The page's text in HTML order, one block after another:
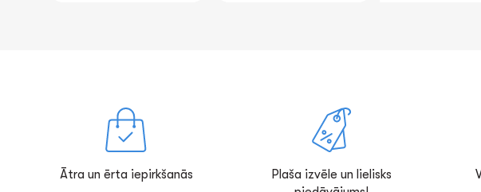
Ātra un ērta iepirkšanās
Plaša izvēle un lielisks